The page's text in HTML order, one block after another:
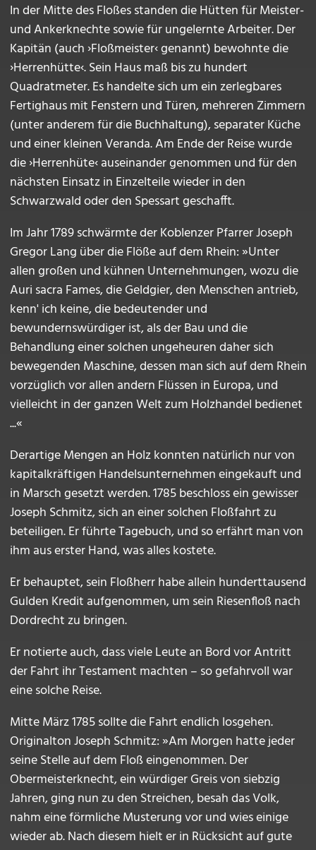
In der Mitte des Floßes standen die Hütten für Meister-
und Ankerknechte sowie für ungelernte Arbeiter. Der
Kapitän (auch ›Floßmeister‹ genannt) bewohnte die
›Herrenhütte‹. Sein Haus maß bis zu hundert
Quadratmeter. Es handelte sich um ein zerlegbares
Fertighaus mit Fenstern und Türen, mehreren Zimmern
(unter anderem für die Buchhaltung), separater Küche
und einer kleinen Veranda. Am Ende der Reise wurde
die ›Herrenhüte‹ auseinander genommen und für den
nächsten Einsatz in Einzelteile wieder in den
Schwarzwald oder den Spessart geschafft.
Im Jahr 1789 schwärmte der Koblenzer Pfarrer Joseph
Gregor Lang über die Flöße auf dem Rhein: »Unter
allen großen und kühnen Unternehmungen, wozu die
Auri sacra Fames, die Geldgier, den Menschen antrieb,
kenn' ich keine, die bedeutender und
bewundernswürdiger ist, als der Bau und die
Behandlung einer solchen ungeheuren daher sich
bewegenden Maschine, dessen man sich auf dem Rhein
vorzüglich vor allen andern Flüssen in Europa, und
vielleicht in der ganzen Welt zum Holzhandel bedienet
...«
Derartige Mengen an Holz konnten natürlich nur von
kapitalkräftigen Handelsunternehmen eingekauft und
in Marsch gesetzt werden. 1785 beschloss ein gewisser
Joseph Schmitz, sich an einer solchen Floßfahrt zu
beteiligen. Er führte Tagebuch, und so erfährt man von
ihm aus erster Hand, was alles kostete.
Er behauptet, sein Floßherr habe allein hunderttausend
Gulden Kredit aufgenommen, um sein Riesenfloß nach
Dordrecht zu bringen.
Er notierte auch, dass viele Leute an Bord vor Antritt
der Fahrt ihr Testament machten – so gefahrvoll war
eine solche Reise.
Mitte März 1785 sollte die Fahrt endlich losgehen.
Originalton Joseph Schmitz: »Am Morgen hatte jeder
seine Stelle auf dem Floß eingenommen. Der
Obermeisterknecht, ein würdiger Greis von siebzig
Jahren, ging nun zu den Streichen, besah das Volk,
nahm eine förmliche Musterung vor und wies einige
wieder ab. Nach diesem hielt er in Rücksicht auf gute